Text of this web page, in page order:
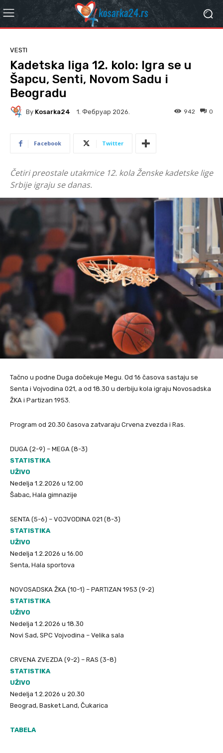
VESTI
Kadetska liga 12. kolo: Igra se u
Šapcu, Senti, Novom Sadu i
Beogradu
By Kosarka24 1. Фебруар 2026. 0
942
Facebook Twitter
Četiri preostale utakmice 12. kola Ženske kadetske lige
Srbije igraju se danas.
Tačno u podne Duga dočekuje Megu. Od 16 časova sastaju se
Senta i Vojvodina 021, a od 18.30 u derbiju kola igraju Novosadska
ŽKA i Partizan 1953.
Program od 20.30 časova zatvaraju Crvena zvezda i Ras.
DUGA (2-9) – MEGA (8-3)
STATISTIKA
UŽIVO
Nedelja 1.2.2026 u 12.00
Šabac, Hala gimnazije
SENTA (5-6) – VOJVODINA 021 (8-3)
STATISTIKA
UŽIVO
Nedelja 1.2.2026 u 16.00
Senta, Hala sportova
NOVOSADSKA ŽKA (10-1) – PARTIZAN 1953 (9-2)
STATISTIKA
UŽIVO
Nedelja 1.2.2026 u 18.30
Novi Sad, SPC Vojvodina – Velika sala
CRVENA ZVEZDA (9-2) – RAS (3-8)
STATISTIKA
UŽIVO
Nedelja 1.2.2026 u 20.30
Beograd, Basket Land, Čukarica
TABELA